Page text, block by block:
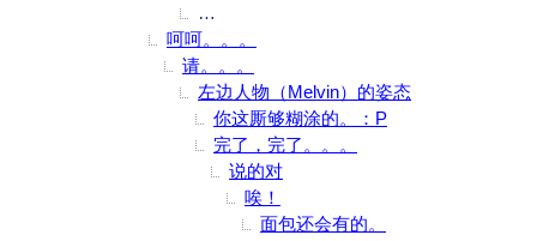
可能在当时的光线下，镜头不可能捕捉到
呵呵。。。
请。。。
左边人物（Melvin）的姿态
你这厮够糊涂的。：P
完了，完了。。。
说的对
唉！
面包还会有的。